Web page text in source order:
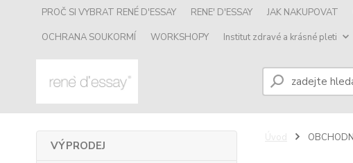
PROČ SI VYBRAT RENÉ D'ESSAY RENE' D'ESSAY JAK NAKUPOVAT
OCHRANA SOUKORMÍ
WORKSHOPY Institut zdravé a krásné pleti
VÝPRODEJ
Úvod